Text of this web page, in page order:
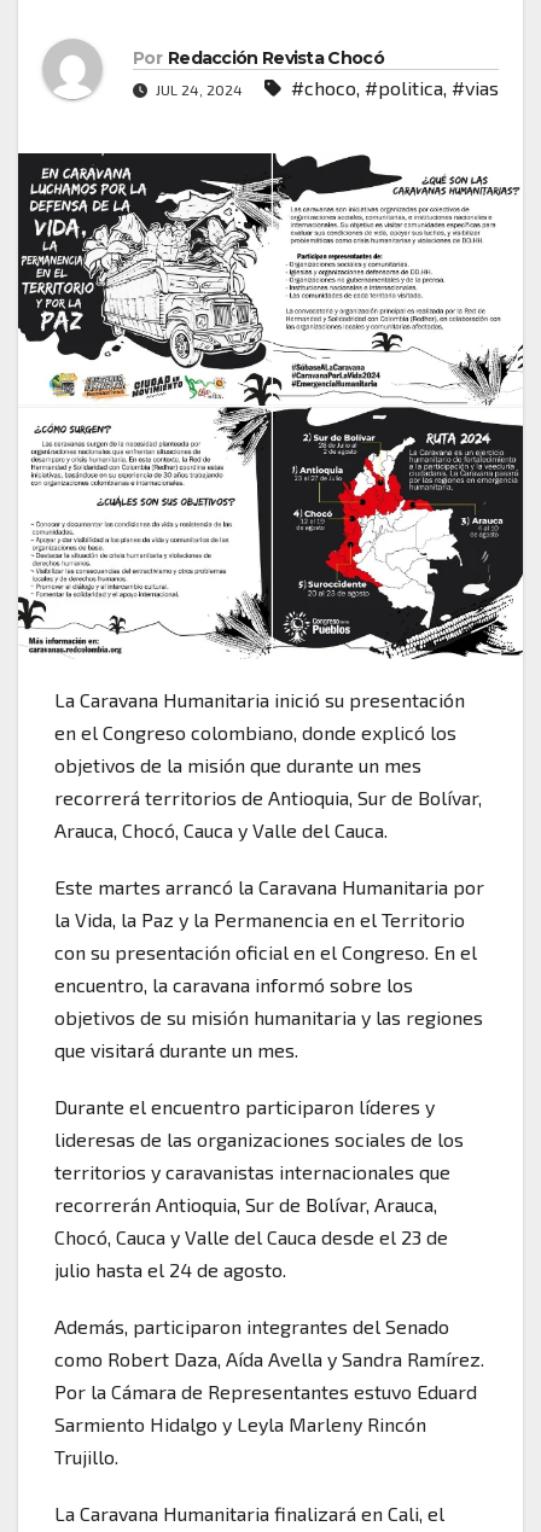
Por Redacción Revista Chocó
JUL 24, 2024 #choco, #politica, #vias
La Caravana Humanitaria inició su presentación
en el Congreso colombiano, donde explicó los
objetivos de la misión que durante un mes
recorrerá territorios de Antioquia, Sur de Bolívar,
Arauca, Chocó, Cauca y Valle del Cauca.
Este martes arrancó la Caravana Humanitaria por
la Vida, la Paz y la Permanencia en el Territorio
con su presentación oficial en el Congreso. En el
encuentro, la caravana informó sobre los
objetivos de su misión humanitaria y las regiones
que visitará durante un mes.
Durante el encuentro participaron líderes y
lideresas de las organizaciones sociales de los
territorios y caravanistas internacionales que
recorrerán Antioquia, Sur de Bolívar, Arauca,
Chocó, Cauca y Valle del Cauca desde el 23 de
julio hasta el 24 de agosto.
Además, participaron integrantes del Senado
como Robert Daza, Aída Avella y Sandra Ramírez.
Por la Cámara de Representantes estuvo Eduard
Sarmiento Hidalgo y Leyla Marleny Rincón
Trujillo.
La Caravana Humanitaria finalizará en Cali, el